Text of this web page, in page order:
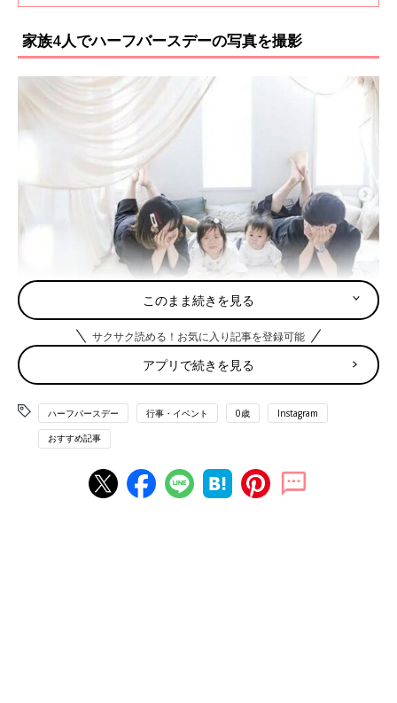
めています。今回はインスタグラムの投稿よ
スデーの写真をご紹介します。
家族4人でハーフバースデーの写真を撮影
出典：Instagramアカウント「_______15.k」
mimaさんは家族4人でハーフバースデーの写真を撮影しまし
た。白いセット、光がたくさん差し込む明るいスタジオでの写真
は素敵ですね！
白×デニムのおそろいでハーフバースデーの写真を
撮影
このまま続きを見る
サクサク読める！お気に入り記事を登録可能
アプリで続きを見る
ハーフバースデー 行事・イベント 0歳 Instagram
おすすめ記事